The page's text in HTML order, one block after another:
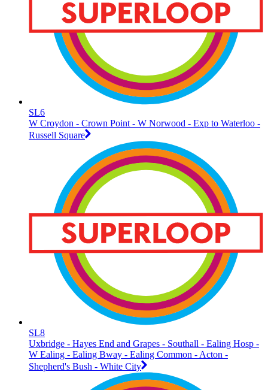
SL6
W Croydon - Crown Point - W Norwood - Exp to Waterloo -
Russell Square
SL8
Uxbridge - Hayes End and Grapes - Southall - Ealing Hosp -
W Ealing - Ealing Bway - Ealing Common - Acton -
Shepherd's Bush - White City